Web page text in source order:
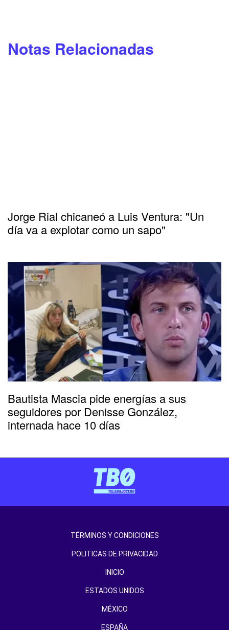
Notas Relacionadas
Jorge Rial chicaneó a Luis Ventura: "Un
día va a explotar como un sapo"
Bautista Mascia pide energías a sus
seguidores por Denisse González,
internada hace 10 días
TÉRMINOS Y CONDICIONES
POLITICAS DE PRIVACIDAD
INICIO
ESTADOS UNIDOS
MÉXICO
ESPAÑA